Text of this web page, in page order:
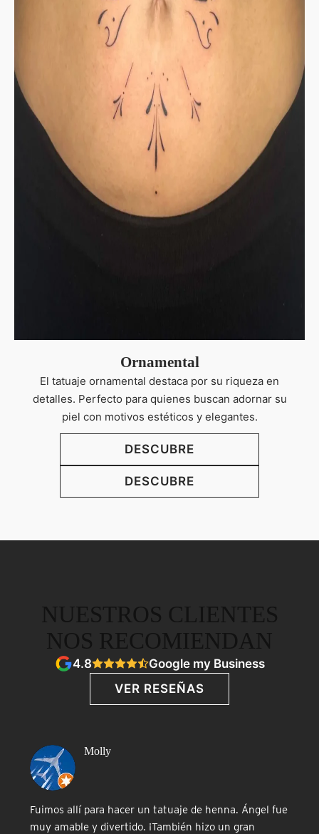
Ornamental
El tatuaje ornamental destaca por su riqueza en
detalles. Perfecto para quienes buscan adornar su
piel con motivos estéticos y elegantes.
DESCUBRE
DESCUBRE
NUESTROS CLIENTES
NOS RECOMIENDAN
4.8
Google my Business
VER RESEÑAS
Molly
Fuimos allí para hacer un tatuaje de henna. Ángel fue
muy amable y divertido. ¡También hizo un gran